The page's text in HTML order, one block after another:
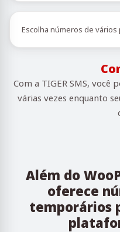
Escolha números de vários
Com a TIGER SMS, você
várias vezes enquanto
Além do
oferece
temporários